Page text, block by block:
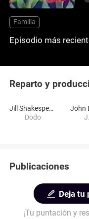
Familia
Episodio más
Reparto y
Jill Shakespeare
Dodo
John
Publicaciones
Deja tu
¡Tu puntación y